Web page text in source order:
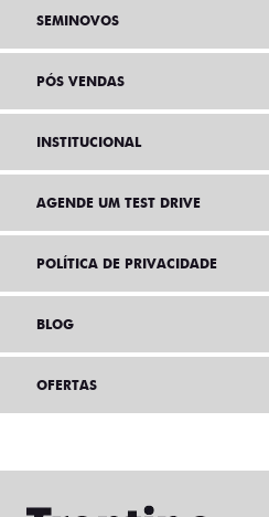
SEMINOVOS
PÓS VENDAS
INSTITUCIONAL
AGENDE UM TEST DRIVE
POLÍTICA DE PRIVACIDADE
BLOG
OFERTAS